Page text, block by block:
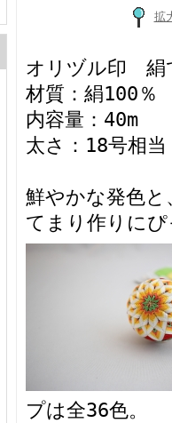
拡
オリヅル印 絹
材質：絹100％
内容量：40m
太さ：18号相当
鮮やかな発色
てまり作りに
プは全36色。